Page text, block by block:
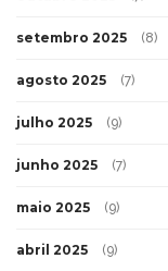
setembro 2025 (8)
agosto 2025 (7)
julho 2025 (9)
junho 2025 (7)
maio 2025 (9)
abril 2025 (9)